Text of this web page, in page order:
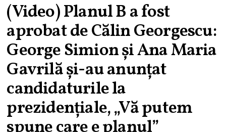
(Video) Planul B a fost
aprobat de Călin Georgescu:
George Simion și Ana Maria
Gavrilă și-au anunțat
candidaturile la
prezidențiale, „Vă putem